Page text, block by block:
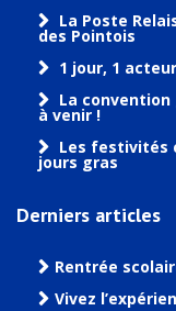
La Poste
des Pointois
1 jour, 1 acteur
La
à venir !
Les festivités
jours gras
Derniers articles
Rentrée
Vivez